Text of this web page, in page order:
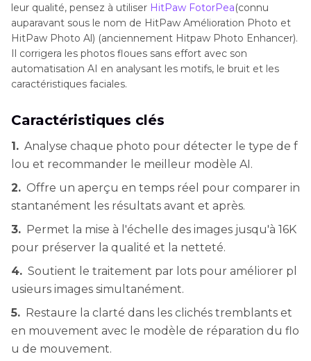
leur qualité, pensez à utiliser HitPaw FotorPea(connu
auparavant sous le nom de HitPaw Amélioration Photo et
HitPaw Photo Al) (anciennement Hitpaw Photo Enhancer).
Il corrigera les photos floues sans effort avec son
automatisation AI en analysant les motifs, le bruit et les
caractéristiques faciales.
Caractéristiques clés
1. Analyse chaque photo pour détecter le type de f
lou et recommander le meilleur modèle AI.
2. Offre un aperçu en temps réel pour comparer in
stantanément les résultats avant et après.
3. Permet la mise à l'échelle des images jusqu'à 16K
pour préserver la qualité et la netteté.
4. Soutient le traitement par lots pour améliorer pl
usieurs images simultanément.
5. Restaure la clarté dans les clichés tremblants et
en mouvement avec le modèle de réparation du flo
u de mouvement.